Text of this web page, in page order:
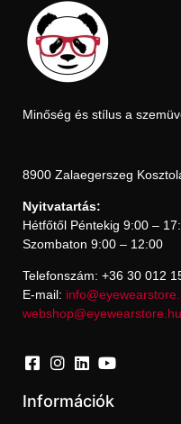
Minőség és stílus a
8900 Zalaegerszeg
Nyitvatartás:
Hétfőtől Péntekig 9:00 –
Szombaton 9:00 – 12:00
Telefonszám: +36 30 012
E-mail:
webshop@eyewearstore.hu
Információk